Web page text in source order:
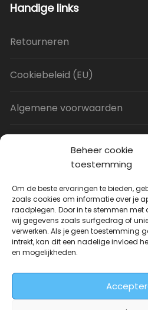
Beheer cookie
toestemming
Om de beste ervaringen te bieden,
zoals cookies om informatie over je
raadplegen. Door in te stemmen met
wij gegevens zoals surfgedrag of
verwerken. Als je geen toestemming
intrekt, kan dit een nadelige invloed
en mogelijkheden.
Handige links
Retourneren
Cookiebeleid (EU)
Algemene voorwaarden
Uitverkoop
JNF Deurklink
prijs
was:
prijs
is: